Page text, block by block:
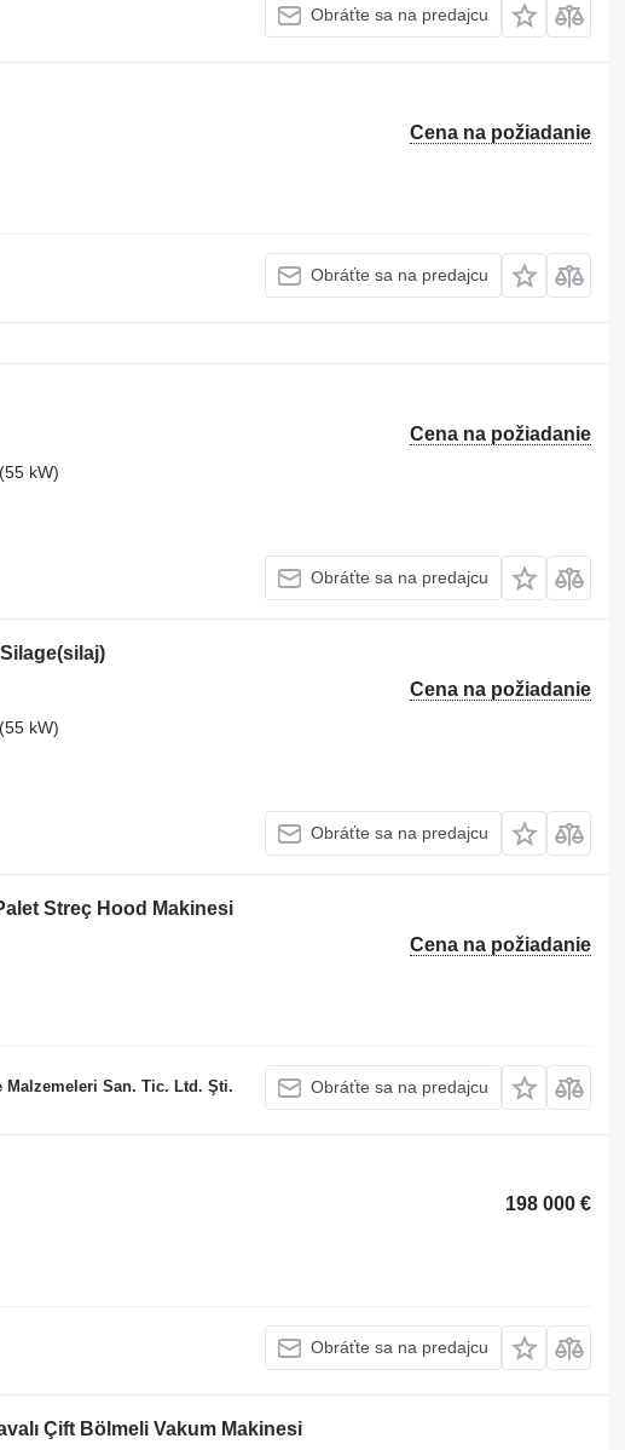
Obráťte sa na predajcu
Cena na požiadanie
Obráťte sa na predajcu
Cena na požiadanie
kW)
Obráťte sa na predajcu
Cena na požiadanie
kW)
Obráťte sa na predajcu
Streç Hood Makinesi
Cena na požiadanie
Malzemeleri San. Tic. Ltd. Şti. Obráťte sa na predajcu
198 000 €
Obráťte sa na predajcu
Çift Bölmeli Vakum Makinesi